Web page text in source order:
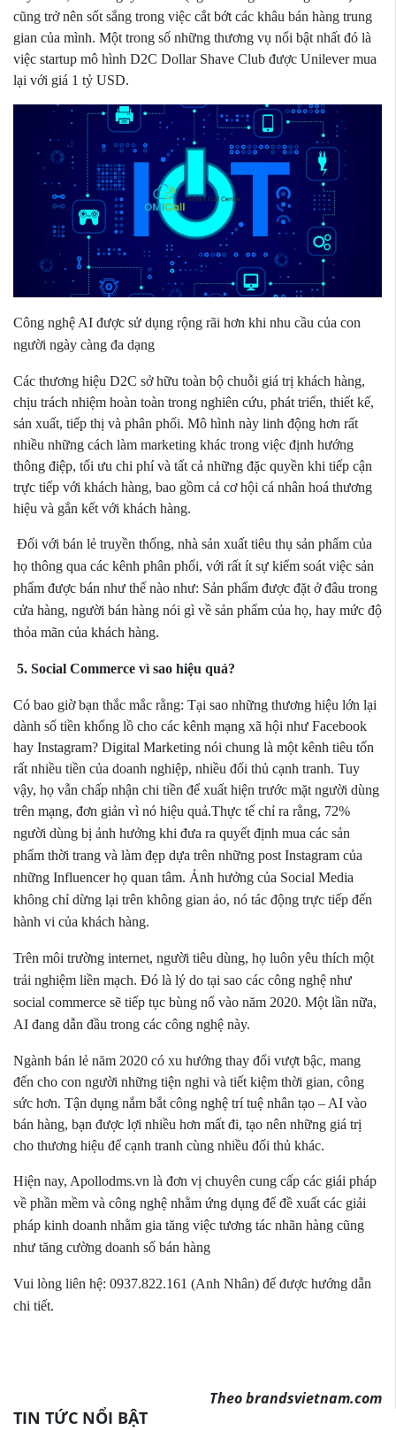
cũng trở nên sốt sắng trong việc cắt bớt các khâu bán hàng trung
gian của mình. Một trong số những thương vụ nổi bật nhất đó là
việc startup mô hình D2C Dollar Shave Club được Unilever mua
lại với giá 1 tỷ USD.
Công nghệ AI được sử dụng rộng rãi hơn khi nhu cầu của con
người ngày càng đa dạng
Các thương hiệu D2C sở hữu toàn bộ chuỗi giá trị khách hàng,
chịu trách nhiệm hoàn toàn trong nghiên cứu, phát triển, thiết kế,
sản xuất, tiếp thị và phân phối. Mô hình này linh động hơn rất
nhiều những cách làm marketing khác trong việc định hướng
thông điệp, tối ưu chi phí và tất cả những đặc quyền khi tiếp cận
trực tiếp với khách hàng, bao gồm cả cơ hội cá nhân hoá thương
hiệu và gắn kết với khách hàng.
Đối với bán lẻ truyền thống, nhà sản xuất tiêu thụ sản phẩm của
họ thông qua các kênh phân phối, với rất ít sự kiểm soát việc sản
phẩm được bán như thế nào như: Sản phẩm được đặt ở đâu trong
cửa hàng, người bán hàng nói gì về sản phẩm của họ, hay mức độ
thỏa mãn của khách hàng.
5. Social Commerce vì sao hiệu quả?
Có bao giờ bạn thắc mắc rằng: Tại sao những thương hiệu lớn lại
dành số tiền khổng lồ cho các kênh mạng xã hội như Facebook
hay Instagram? Digital Marketing nói chung là một kênh tiêu tốn
rất nhiều tiền của doanh nghiệp, nhiều đối thủ cạnh tranh. Tuy
vậy, họ vẫn chấp nhận chi tiền để xuất hiện trước mặt người dùng
trên mạng, đơn giản vì nó hiệu quả.Thực tế chỉ ra rằng, 72%
người dùng bị ảnh hưởng khi đưa ra quyết định mua các sản
phẩm thời trang và làm đẹp dựa trên những post Instagram của
những Influencer họ quan tâm. Ảnh hưởng của Social Media
không chỉ dừng lại trên không gian ảo, nó tác động trực tiếp đến
hành vi của khách hàng.
Trên môi trường internet, người tiêu dùng, họ luôn yêu thích một
trải nghiệm liền mạch. Đó là lý do tại sao các công nghệ như
social commerce sẽ tiếp tục bùng nổ vào năm 2020. Một lần nữa,
AI đang dẫn đầu trong các công nghệ này.
Ngành bán lẻ năm 2020 có xu hướng thay đổi vượt bậc, mang
đến cho con người những tiện nghi và tiết kiệm thời gian, công
sức hơn. Tận dụng nắm bắt công nghệ trí tuệ nhân tạo – AI vào
bán hàng, bạn được lợi nhiều hơn mất đi, tạo nên những giá trị
cho thương hiệu để cạnh tranh cùng nhiều đối thủ khác.
Hiện nay, Apollodms.vn là đơn vị chuyên cung cấp các giái pháp
về phần mềm và công nghệ nhằm ứng dụng để đề xuất các giải
pháp kinh doanh nhằm gia tăng việc tương tác nhãn hàng cũng
như tăng cường doanh số bán hàng
Vui lòng liên hệ: 0937.822.161 (Anh Nhân) để được hướng dẫn
chi tiết.
Theo brandsvietnam.com
TIN TỨC NỔI BẬT